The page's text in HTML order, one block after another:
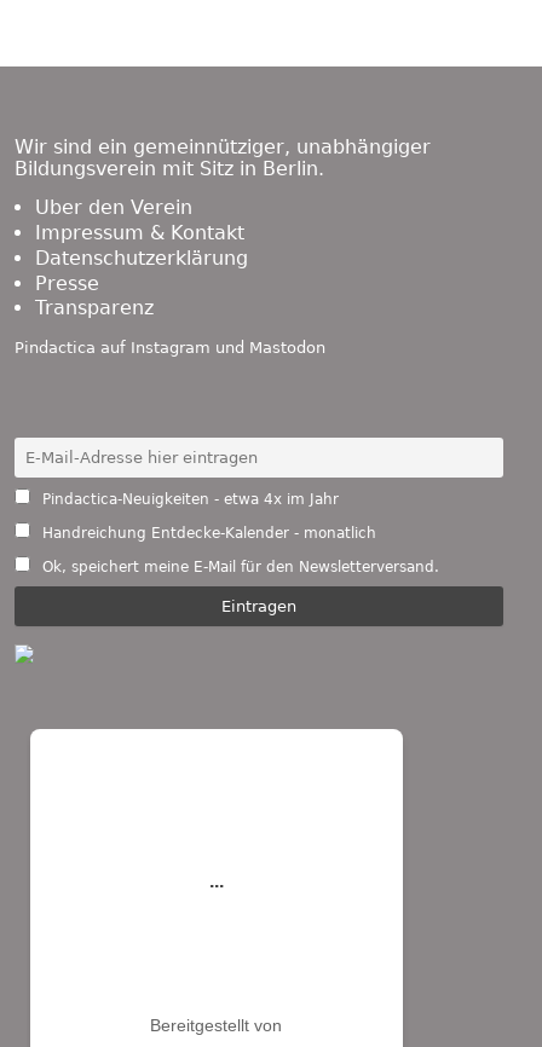
Wir sind ein gemeinnütziger, unabhängiger
Bildungsverein mit Sitz in Berlin.
Über den Verein
Impressum & Kontakt
Datenschutzerklärung
Presse
Transparenz
Pindactica auf Instagram und Mastodon
Pindactica-Neuigkeiten - etwa 4x im Jahr
Handreichung Entdecke-Kalender - monatlich
Ok, speichert meine E-Mail für den Newsletterversand.